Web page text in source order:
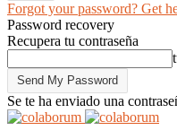
Forgot your password? Get
Password recovery
Recupera tu contraseña
Se te ha enviado una